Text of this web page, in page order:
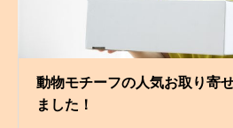
動物モチーフの人気お取り寄
ました！